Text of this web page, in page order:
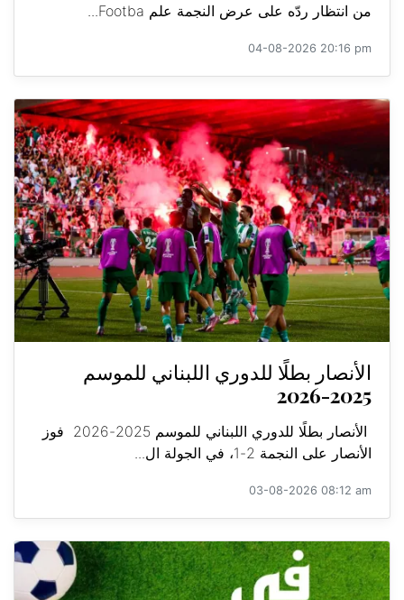
من انتظار ردّه على عرض النجمة علم Footba...
04-08-2026 20:16 pm
الأنصار بطلًا للدوري اللبناني للموسم
2025-2026
الأنصار بطلًا للدوري اللبناني للموسم 2025-2026 فوز
الأنصار على النجمة 2-1، في الجولة ال...
03-08-2026 08:12 am